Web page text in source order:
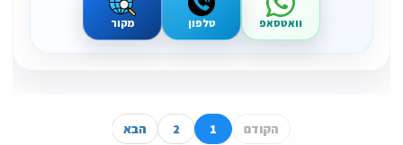
וואטסאפ טלפון מקור
הקודם 1
2 הבא